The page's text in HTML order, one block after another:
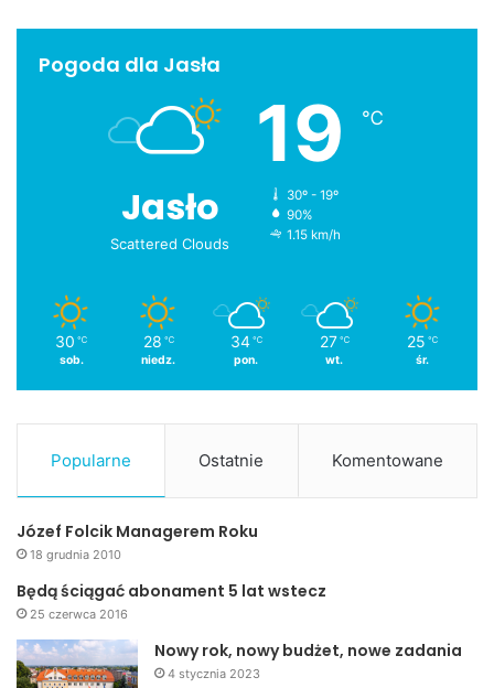
Pogoda dla Jasła
Jasło
Scattered Clouds
19 ℃
30º - 19º
90%
1.15 km/h
30 ℃
sob.
28 ℃
niedz.
34 ℃
pon.
27 ℃
wt.
25 ℃
śr.
Popularne Ostatnie Komentowane
Józef Folcik Managerem Roku
18 grudnia 2010
Będą ściągać abonament 5 lat wstecz
25 czerwca 2016
Nowy rok, nowy budżet, nowe zadania
4 stycznia 2023